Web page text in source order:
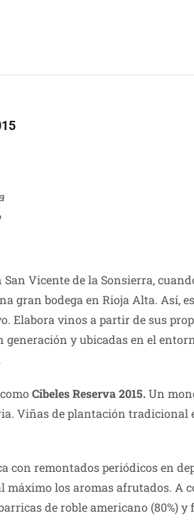
San Vicente de la Sonsierra,
gran bodega en Rioja Alta. Así,
Elabora vinos a partir de sus
y ubicadas en el
Cibeles Reserva 2015.Un
Viñas de plantación
remontados periódicos en
máximo los aromas afrutados.
de roble americano (80%)